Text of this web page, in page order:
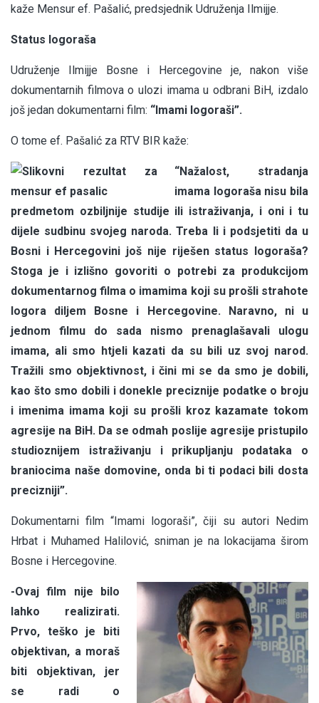
kaže Mensur ef. Pašalić, predsjednik Udruženja Ilmijje.
Status logoraša
Udruženje Ilmijje Bosne i Hercegovine je, nakon više
dokumentarnih filmova o ulozi imama u odbrani BiH, izdalo
još jedan dokumentarni film: “Imami logoraši”.
O tome ef. Pašalić za RTV BIR kaže:
“Nažalost, stradanja
imama logoraša nisu bila
predmetom ozbiljnije studije ili istraživanja, i oni i tu
dijele sudbinu svojeg naroda. Treba li i podsjetiti da u
Bosni i Hercegovini još nije riješen status logoraša?
Stoga je i izlišno govoriti o potrebi za produkcijom
dokumentarnog filma o imamima koji su prošli strahote
logora diljem Bosne i Hercegovine. Naravno, ni u
jednom filmu do sada nismo prenaglašavali ulogu
imama, ali smo htjeli kazati da su bili uz svoj narod.
Tražili smo objektivnost, i čini mi se da smo je dobili,
kao što smo dobili i donekle preciznije podatke o broju
i imenima imama koji su prošli kroz kazamate tokom
agresije na BiH. Da se odmah poslije agresije pristupilo
studioznijem istraživanju i prikupljanju podataka o
braniocima naše domovine, onda bi ti podaci bili dosta
precizniji”.
Dokumentarni film “Imami logoraši”, čiji su autori Nedim
Hrbat i Muhamed Halilović, sniman je na lokacijama širom
Bosne i Hercegovine.
-Ovaj film nije bilo
lahko realizirati.
Prvo, teško je biti
objektivan, a moraš
biti objektivan, jer
se radi o